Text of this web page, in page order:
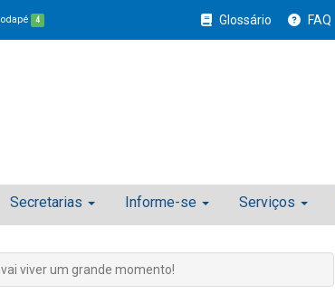
4 Glossário FAQ
Secretarias Informe-se Serviços
viver um grande momento!